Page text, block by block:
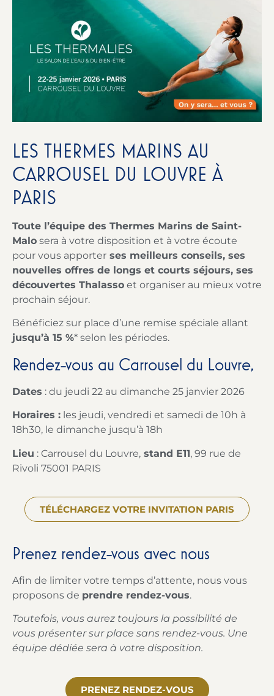
LES THERMES MARINS AU
CARROUSEL DU LOUVRE À
PARIS
Toute l’équipe des Thermes Marins de Saint-
Malo sera à votre disposition et à votre écoute
pour vous apporter ses meilleurs conseils, ses
nouvelles offres de longs et courts séjours, ses
découvertes Thalasso et organiser au mieux votre
prochain séjour.
Bénéficiez sur place d’une remise spéciale allant
jusqu’à 15 %* selon les périodes.
Rendez-vous au Carrousel du Louvre,
Dates : du jeudi 22 au dimanche 25 janvier 2026
Horaires : les jeudi, vendredi et samedi de 10h à
18h30, le dimanche jusqu’à 18h
Lieu : Carrousel du Louvre, stand E11, 99 rue de
Rivoli 75001 PARIS
TÉLÉCHARGEZ VOTRE INVITATION PARIS
Prenez rendez-vous avec nous
Afin de limiter votre temps d’attente, nous vous
proposons de prendre rendez-vous.
Toutefois, vous aurez toujours la possibilité de
vous présenter sur place sans rendez-vous. Une
équipe dédiée sera à votre disposition.
PRENEZ RENDEZ-VOUS